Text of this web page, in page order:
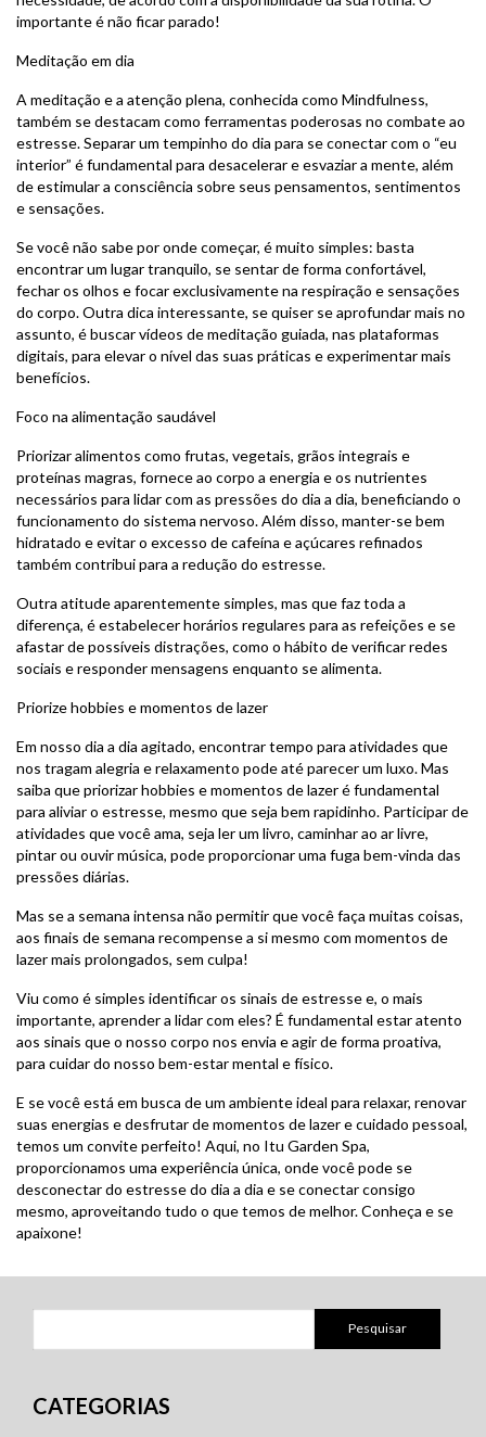
importante é não ficar parado!
Meditação em dia
A meditação e a atenção plena, conhecida como Mindfulness,
também se destacam como ferramentas poderosas no combate ao
estresse. Separar um tempinho do dia para se conectar com o “eu
interior” é fundamental para desacelerar e esvaziar a mente, além
de estimular a consciência sobre seus pensamentos, sentimentos
e sensações.
Se você não sabe por onde começar, é muito simples: basta
encontrar um lugar tranquilo, se sentar de forma confortável,
fechar os olhos e focar exclusivamente na respiração e sensações
do corpo. Outra dica interessante, se quiser se aprofundar mais no
assunto, é buscar vídeos de meditação guiada, nas plataformas
digitais, para elevar o nível das suas práticas e experimentar mais
benefícios.
Foco na alimentação saudável
Priorizar alimentos como frutas, vegetais, grãos integrais e
proteínas magras, fornece ao corpo a energia e os nutrientes
necessários para lidar com as pressões do dia a dia, beneficiando o
funcionamento do sistema nervoso. Além disso, manter-se bem
hidratado e evitar o excesso de cafeína e açúcares refinados
também contribui para a redução do estresse.
Outra atitude aparentemente simples, mas que faz toda a
diferença, é estabelecer horários regulares para as refeições e se
afastar de possíveis distrações, como o hábito de verificar redes
sociais e responder mensagens enquanto se alimenta.
Priorize hobbies e momentos de lazer
Em nosso dia a dia agitado, encontrar tempo para atividades que
nos tragam alegria e relaxamento pode até parecer um luxo. Mas
saiba que priorizar hobbies e momentos de lazer é fundamental
para aliviar o estresse, mesmo que seja bem rapidinho. Participar de
atividades que você ama, seja ler um livro, caminhar ao ar livre,
pintar ou ouvir música, pode proporcionar uma fuga bem-vinda das
pressões diárias.
Mas se a semana intensa não permitir que você faça muitas coisas,
aos finais de semana recompense a si mesmo com momentos de
lazer mais prolongados, sem culpa!
Viu como é simples identificar os sinais de estresse e, o mais
importante, aprender a lidar com eles? É fundamental estar atento
aos sinais que o nosso corpo nos envia e agir de forma proativa,
para cuidar do nosso bem-estar mental e físico.
E se você está em busca de um ambiente ideal para relaxar, renovar
suas energias e desfrutar de momentos de lazer e cuidado pessoal,
temos um convite perfeito! Aqui, no Itu Garden Spa,
proporcionamos uma experiência única, onde você pode se
desconectar do estresse do dia a dia e se conectar consigo
mesmo, aproveitando tudo o que temos de melhor. Conheça e se
apaixone!
Pesquisar
por:
CATEGORIAS